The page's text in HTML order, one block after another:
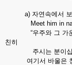
a) 자연속에서 보여
Meet him in
“우주와 그 가운데
친히
주시는 분이십
여기서 바울은 창조